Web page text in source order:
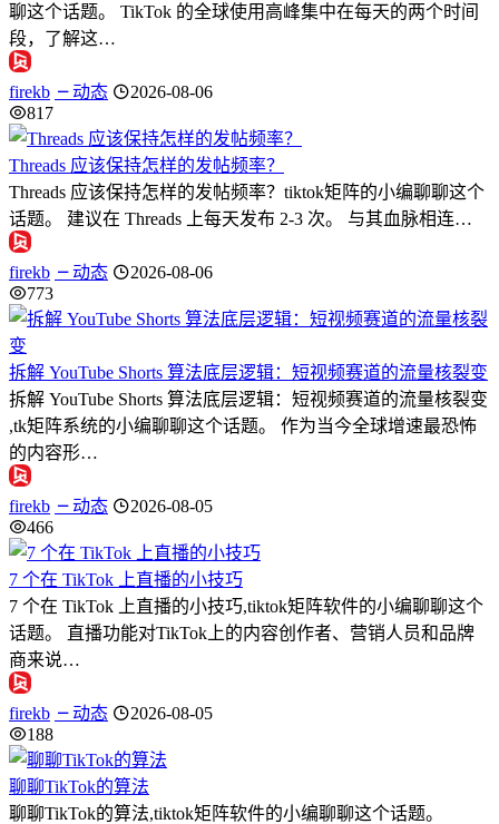
聊这个话题。 TikTok 的全球使用高峰集中在每天的两个时间
段，了解这…
firekb 动态
2026-08-06
817
Threads 应该保持怎样的发帖频率？
Threads 应该保持怎样的发帖频率？tiktok矩阵的小编聊聊这个
话题。 建议在 Threads 上每天发布 2-3 次。 与其血脉相连…
firekb 动态
2026-08-06
773
拆解 YouTube Shorts 算法底层逻辑：短视频赛道的流量核裂变
拆解 YouTube Shorts 算法底层逻辑：短视频赛道的流量核裂变
,tk矩阵系统的小编聊聊这个话题。 作为当今全球增速最恐怖
的内容形…
firekb 动态
2026-08-05
466
7 个在 TikTok 上直播的小技巧
7 个在 TikTok 上直播的小技巧,tiktok矩阵软件的小编聊聊这个
话题。 直播功能对TikTok上的内容创作者、营销人员和品牌
商来说…
firekb 动态
2026-08-05
188
聊聊TikTok的算法
聊聊TikTok的算法,tiktok矩阵软件的小编聊聊这个话题。